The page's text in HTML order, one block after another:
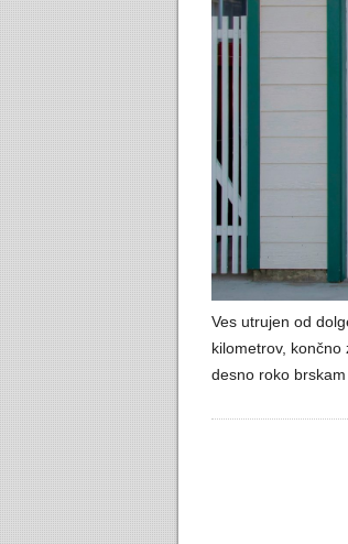
Ves utrujen od
kilometrov,
desno roko